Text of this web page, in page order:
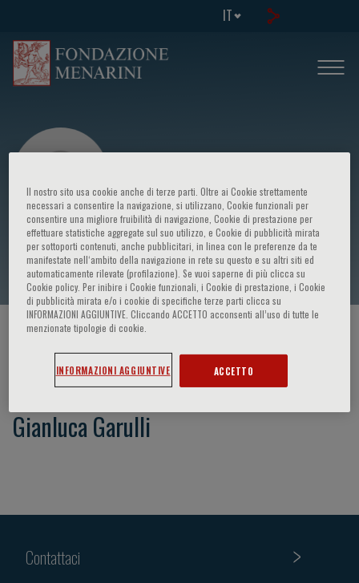
IT
Gianluca Garulli
HOME PAGE / CORSI ED EVENTI
Gianluca Garulli
Contattaci
Il nostro sito usa cookie anche di terze parti. Oltre ai Cookie strettamente
necessari a consentire la navigazione, si utilizzano, Cookie funzionali per
consentire una migliore fruibilità di navigazione, Cookie di prestazione per
effettuare statistiche aggregate sul suo utilizzo, e Cookie di pubblicità mirata
per sottoporti contenuti, anche pubblicitari, in linea con le preferenze da te
manifestate nell‘ambito della navigazione in rete su questo e su altri siti ed
automaticamente rilevate (profilazione). Se vuoi saperne di più clicca su
Cookie policy. Per inibire i Cookie funzionali, i Cookie di prestazione, i Cookie
di pubblicità mirata e/o i cookie di specifiche terze parti clicca su
INFORMAZIONI AGGIUNTIVE. Cliccando ACCETTO acconsenti all’uso di tutte le
menzionate tipologie di cookie.
INFORMAZIONI AGGIUNTIVE ACCETTO